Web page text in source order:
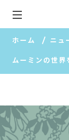
ホーム ニュ
ムーミンの世界